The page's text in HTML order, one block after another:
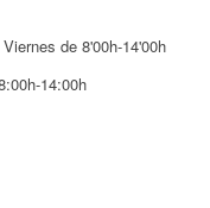
de 8'00h-14'00h
14:00h